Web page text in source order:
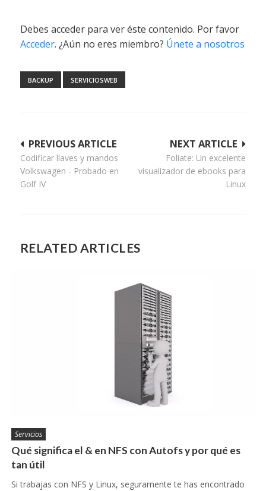
Debes acceder para ver éste contenido. Por favor
Acceder. ¿Aún no eres miembro? Únete a nosotros
BACKUP SERVICIOSWEB
Navegación
de
entradas
NEXT ARTICLE
Foliate: Un excelente
visualizador de ebooks para
Linux
PREVIOUS ARTICLE
Codificar llaves y mandos
Volkswagen - Probado en
Golf IV
RELATED ARTICLES
Servicios
Qué significa el & en NFS con Autofs y por qué es
tan útil
Si trabajas con NFS y Linux, seguramente te has encontrado